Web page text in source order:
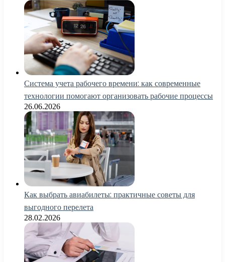
Система учета рабочего времени: как современные
технологии помогают организовать рабочие процессы
26.06.2026
Как выбрать авиабилеты: практичные советы для
выгодного перелета
28.02.2026